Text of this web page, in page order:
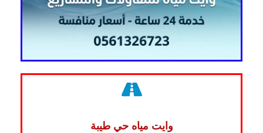
وايت مياه حي طيبة